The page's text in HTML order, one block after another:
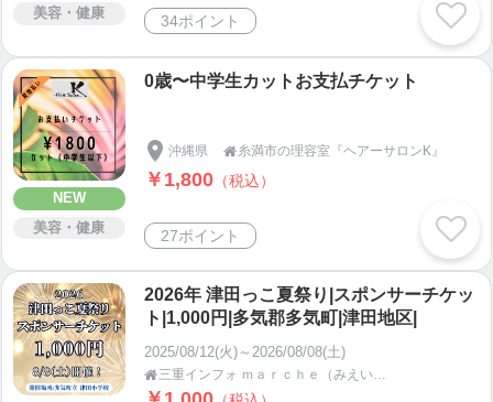
美容・健康
34ポイント
NEW
美容・健康
0歳〜中学生カットお支払チケット
沖縄県 糸満市の理容室『ヘアーサロンK』
￥1,800 （税込）
27ポイント
2026年 津田っこ夏祭り|スポンサーチケッ
ト|1,000円|多気郡多気町|津田地区|
2025/08/12(火)～2026/08/08(土)
